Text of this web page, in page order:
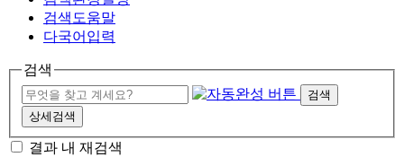
검색도움말
다국어입력
검색
검색
상세검색
결과 내 재검색